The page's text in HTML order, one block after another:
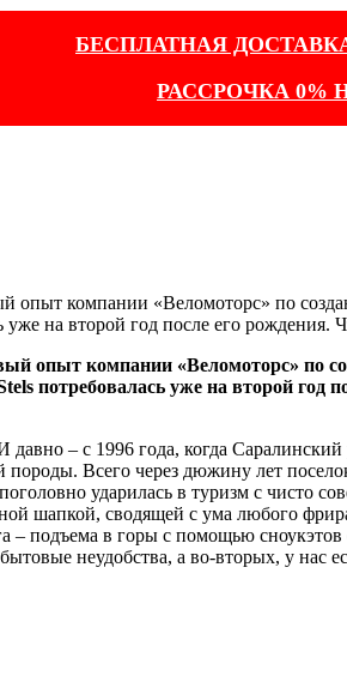
БЕСПЛАТНАЯ
РАССРОЧКА 0%
опыт компании «Веломоторс» по
уже на второй год после его
опыт компании «Веломоторс» по
потребовалась уже на второй
давно – с 1996 года, когда
Всего через дюжину лет
ударилась в туризм с чисто
шапкой, сводящей с ума любого
– подъема в горы с помощью
неудобства, а во‑вторых, у нас